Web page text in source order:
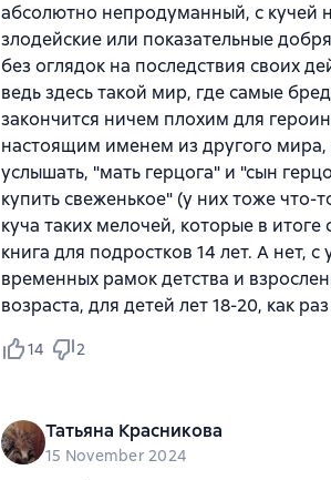
абсолютно непродуманный, с кучей
злодейские или показательные
без оглядок на последствия своих
ведь здесь такой мир, где самые
закончится ничем плохим для
настоящим именем из другого мира,
услышать, "мать герцога" и "сын
купить свеженькое" (у них тоже что-
куча таких мелочей, которые в
книга для подростков 14 лет. А нет,
временных рамок детства и
возраста, для детей лет 18-20, как
14 2
Татьяна Красникова
15 November 2024